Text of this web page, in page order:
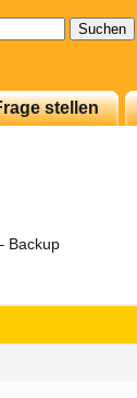
stellen
Backup